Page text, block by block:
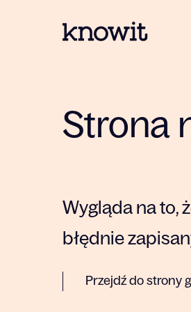
Do strony głównej
Strona
Wygląda na to,
błędnie
Przejdź do strony